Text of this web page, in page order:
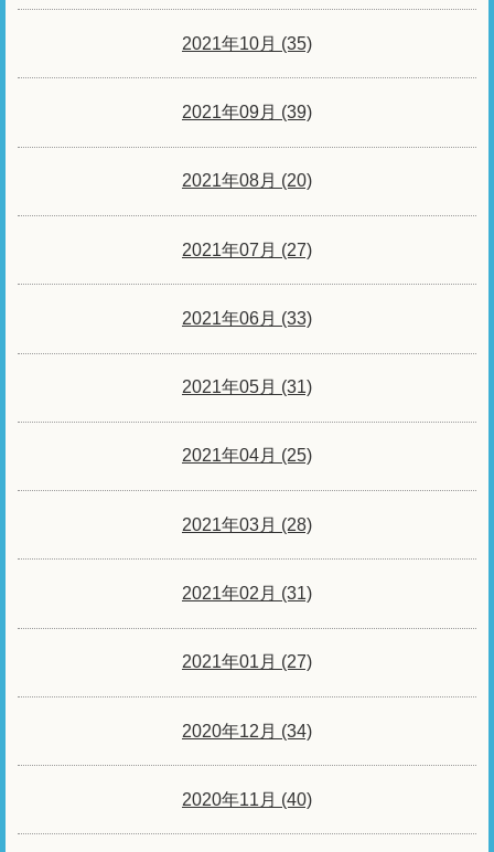
2021年10月 (35)
2021年09月 (39)
2021年08月 (20)
2021年07月 (27)
2021年06月 (33)
2021年05月 (31)
2021年04月 (25)
2021年03月 (28)
2021年02月 (31)
2021年01月 (27)
2020年12月 (34)
2020年11月 (40)